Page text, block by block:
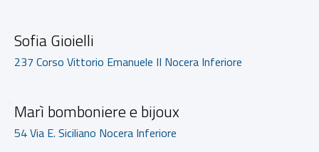
Sofia Gioielli
237 Corso Vittorio Emanuele II Nocera Inferiore
Marì bomboniere e bijoux
54 Via E. Siciliano Nocera Inferiore